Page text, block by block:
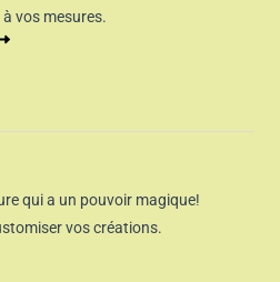
vos mesures.
qui a un pouvoir magique!
vos créations.